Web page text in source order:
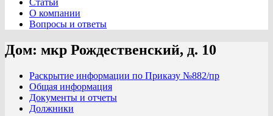
Статьи
О компании
Вопросы и ответы
Дом: мкр Рождественский, д. 10
Раскрытие информации по Приказу №882/пр
Общая информация
Документы и отчеты
Должники